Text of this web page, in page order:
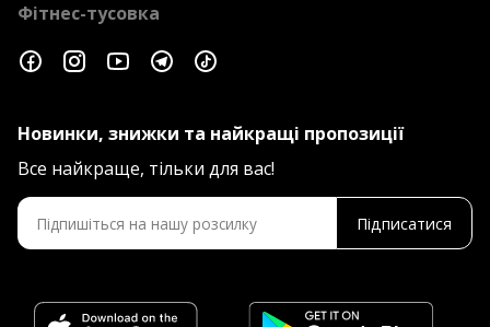
Фітнес-тусовка
Новинки, знижки та найкращі пропозиції
Все найкраще, тільки для вас!
Підписатися